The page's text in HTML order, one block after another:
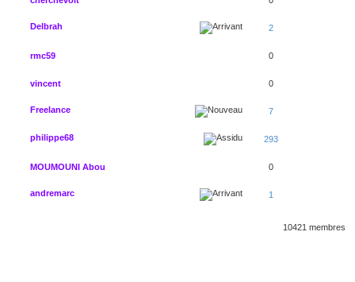
Delbrah 2
rmc59 0
vincent 0
Freelance 7
philippe68 293
MOUMOUNI Abou 0
andremarc 1
10421 membres